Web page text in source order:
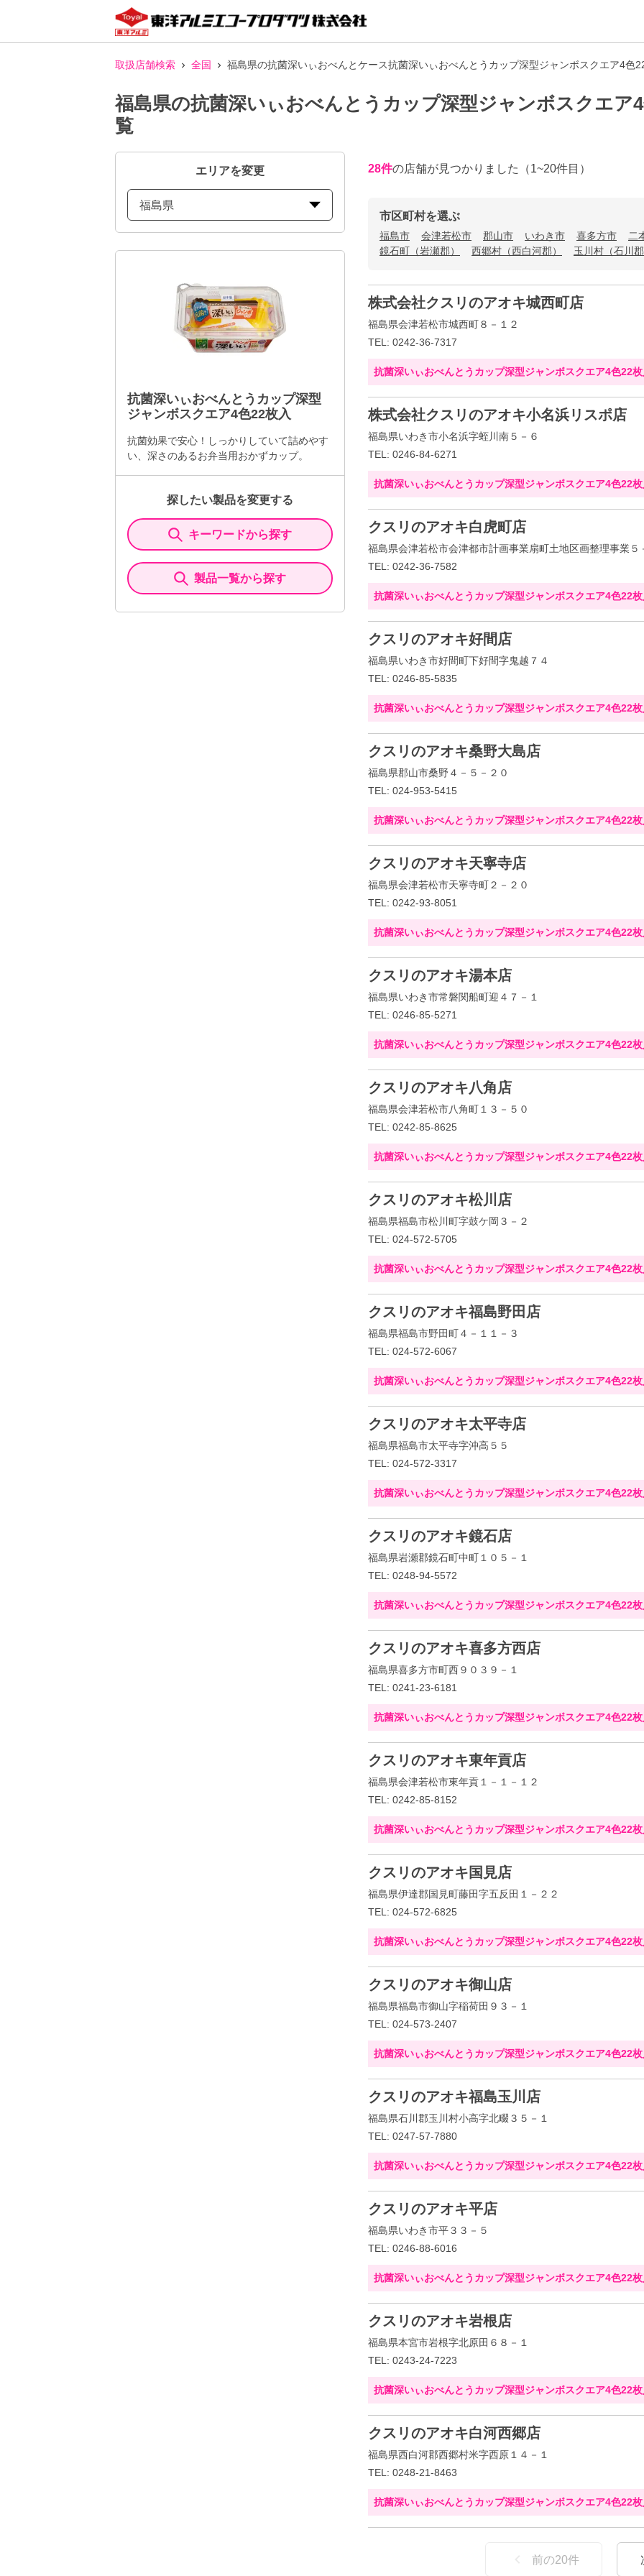
取扱店舗検索 全国 福島県の抗菌深いぃおべんとケース抗菌深いぃおべんとうカップ深型ジャンボスクエア4色
福島県の抗菌深いぃおべんとうカップ深型ジャンボスクエア
覧
エリアを変更
福島県
抗菌深いぃおべんとうカップ深型
ジャンボスクエア4色22枚入
抗菌効果で安心！しっかりしていて詰めやす
い、深さのあるお弁当用おかずカップ。
探したい製品を変更する
キーワードから探す
製品一覧から探す
28件の店舗が見つかりました （1~20件目）
市区町村を選ぶ
福島市 会津若松市 郡山市 いわき市 喜多方市
二
鏡石町（岩瀬郡）
西郷村（西白河郡） 玉川村（石川
株式会社クスリのアオキ城西町店
福島県会津若松市城西町８－１２
TEL: 0242-36-7317
抗菌深いぃおべんとうカップ深型ジャンボスクエア4色22
株式会社クスリのアオキ小名浜リスポ店
福島県いわき市小名浜字蛭川南５－６
TEL: 0246-84-6271
抗菌深いぃおべんとうカップ深型ジャンボスクエア4色22
クスリのアオキ白虎町店
福島県会津若松市会津都市計画事業扇町土地区画整理事業５
TEL: 0242-36-7582
抗菌深いぃおべんとうカップ深型ジャンボスクエア4色22
クスリのアオキ好間店
福島県いわき市好間町下好間字鬼越７４
TEL: 0246-85-5835
抗菌深いぃおべんとうカップ深型ジャンボスクエア4色22
クスリのアオキ桑野大島店
福島県郡山市桑野４－５－２０
TEL: 024-953-5415
抗菌深いぃおべんとうカップ深型ジャンボスクエア4色22
クスリのアオキ天寧寺店
福島県会津若松市天寧寺町２－２０
TEL: 0242-93-8051
抗菌深いぃおべんとうカップ深型ジャンボスクエア4色22
クスリのアオキ湯本店
福島県いわき市常磐関船町迎４７－１
TEL: 0246-85-5271
抗菌深いぃおべんとうカップ深型ジャンボスクエア4色22
クスリのアオキ八角店
福島県会津若松市八角町１３－５０
TEL: 0242-85-8625
抗菌深いぃおべんとうカップ深型ジャンボスクエア4色22
クスリのアオキ松川店
福島県福島市松川町字鼓ケ岡３－２
TEL: 024-572-5705
抗菌深いぃおべんとうカップ深型ジャンボスクエア4色22
クスリのアオキ福島野田店
福島県福島市野田町４－１１－３
TEL: 024-572-6067
抗菌深いぃおべんとうカップ深型ジャンボスクエア4色22
クスリのアオキ太平寺店
福島県福島市太平寺字沖高５５
TEL: 024-572-3317
抗菌深いぃおべんとうカップ深型ジャンボスクエア4色22
クスリのアオキ鏡石店
福島県岩瀬郡鏡石町中町１０５－１
TEL: 0248-94-5572
抗菌深いぃおべんとうカップ深型ジャンボスクエア4色22
クスリのアオキ喜多方西店
福島県喜多方市町西９０３９－１
TEL: 0241-23-6181
抗菌深いぃおべんとうカップ深型ジャンボスクエア4色22
クスリのアオキ東年貢店
福島県会津若松市東年貢１－１－１２
TEL: 0242-85-8152
抗菌深いぃおべんとうカップ深型ジャンボスクエア4色22
クスリのアオキ国見店
福島県伊達郡国見町藤田字五反田１－２２
TEL: 024-572-6825
抗菌深いぃおべんとうカップ深型ジャンボスクエア4色22
クスリのアオキ御山店
福島県福島市御山字稲荷田９３－１
TEL: 024-573-2407
抗菌深いぃおべんとうカップ深型ジャンボスクエア4色22
クスリのアオキ福島玉川店
福島県石川郡玉川村小高字北畷３５－１
TEL: 0247-57-7880
抗菌深いぃおべんとうカップ深型ジャンボスクエア4色22
クスリのアオキ平店
福島県いわき市平３３－５
TEL: 0246-88-6016
抗菌深いぃおべんとうカップ深型ジャンボスクエア4色22
クスリのアオキ岩根店
福島県本宮市岩根字北原田６８－１
TEL: 0243-24-7223
抗菌深いぃおべんとうカップ深型ジャンボスクエア4色22
クスリのアオキ白河西郷店
福島県西白河郡西郷村米字西原１４－１
TEL: 0248-21-8463
抗菌深いぃおべんとうカップ深型ジャンボスクエア4色22
前の20件